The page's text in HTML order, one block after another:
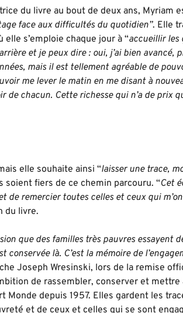
du livre au bout de deux ans, Myriam
face aux difficultés du quotidien”. Elle
s’emploie chaque jour à “accueillir les
et je peux dire : oui, j’ai bien avancé,
mais il est tellement agréable de
me lever le matin en me disant à
de chacun. Cette richesse qui n’a de prix
elle souhaite ainsi “laisser une trace,
fiers de ce chemin parcouru. “Cet
de remercier toutes celles et ceux qui
du livre.
que des familles très pauvres essayent
là. C’est la mémoire de
Joseph Wresinski, lors de la remise
de rassembler, conserver et mettre
Monde depuis 1957. Elles gardent les
et de ceux et celles qui se sont